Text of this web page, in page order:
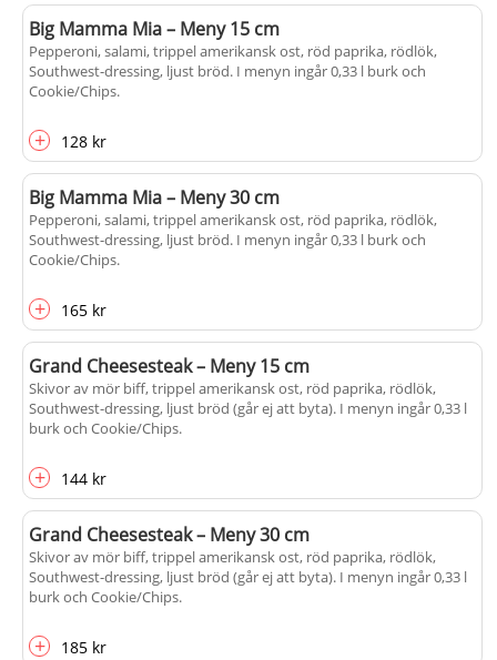
Big Mamma Mia – Meny 15 cm
Pepperoni, salami, trippel amerikansk ost, röd paprika, rödlök,
Southwest-dressing, ljust bröd. I menyn ingår 0,33 l burk och
Cookie/Chips.
+ 128 kr
Big Mamma Mia – Meny 30 cm
Pepperoni, salami, trippel amerikansk ost, röd paprika, rödlök,
Southwest-dressing, ljust bröd. I menyn ingår 0,33 l burk och
Cookie/Chips.
+ 165 kr
Grand Cheesesteak – Meny 15 cm
Skivor av mör biff, trippel amerikansk ost, röd paprika, rödlök,
Southwest-dressing, ljust bröd (går ej att byta). I menyn ingår 0,33 l
burk och Cookie/Chips.
+ 144 kr
Grand Cheesesteak – Meny 30 cm
Skivor av mör biff, trippel amerikansk ost, röd paprika, rödlök,
Southwest-dressing, ljust bröd (går ej att byta). I menyn ingår 0,33 l
burk och Cookie/Chips.
+ 185 kr